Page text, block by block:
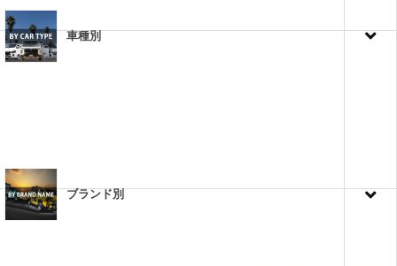
車種別
ブランド別